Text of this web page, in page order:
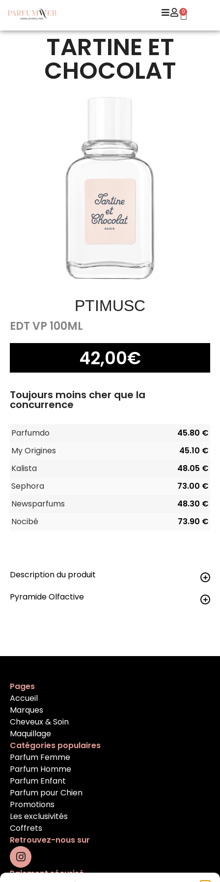
0
TARTINE ET
CHOCOLAT
PTIMUSC
EDT VP 100ML
42,00€
Toujours moins cher que la
concurrence
Parfumdo
45.80 €
My Origines
45.10 €
Kalista
48.05 €
Sephora
73.00 €
Newsparfums
48.30 €
Nocibé
73.90 €
Description du produit
Pyramide Olfactive
Pages
Accueil
Marques
Cheveux & Soin
Maquillage
Catégories populaires
Parfum Femme
Parfum Homme
Parfum Enfant
Parfum pour Chien
Promotions
Les exclusivités
Coffrets
Retrouvez-nous sur
Paiement sécurisé